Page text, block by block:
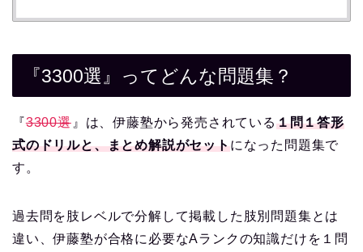
『3300選』ってどんな問題集？
『3300選 』は、伊藤塾から発売されている１問１答形
式のドリルと、まとめ解説がセットになった問題集で
す。
過去問を肢レベルで分解して掲載した肢別問題集とは
違い、伊藤塾が合格に必要なAランクの知識だけを１問